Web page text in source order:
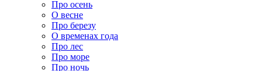
Про осень
О весне
Про березу
О временах года
Про лес
Про море
Про ночь